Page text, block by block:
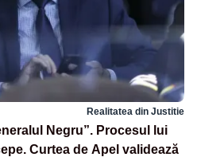
Realitatea din Justitie
Negru”. Procesul lui
Curtea de Apel validează